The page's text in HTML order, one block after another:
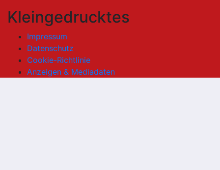
Kleingedrucktes
Impressum
Datenschutz
Cookie-Richtlinie
Anzeigen & Mediadaten